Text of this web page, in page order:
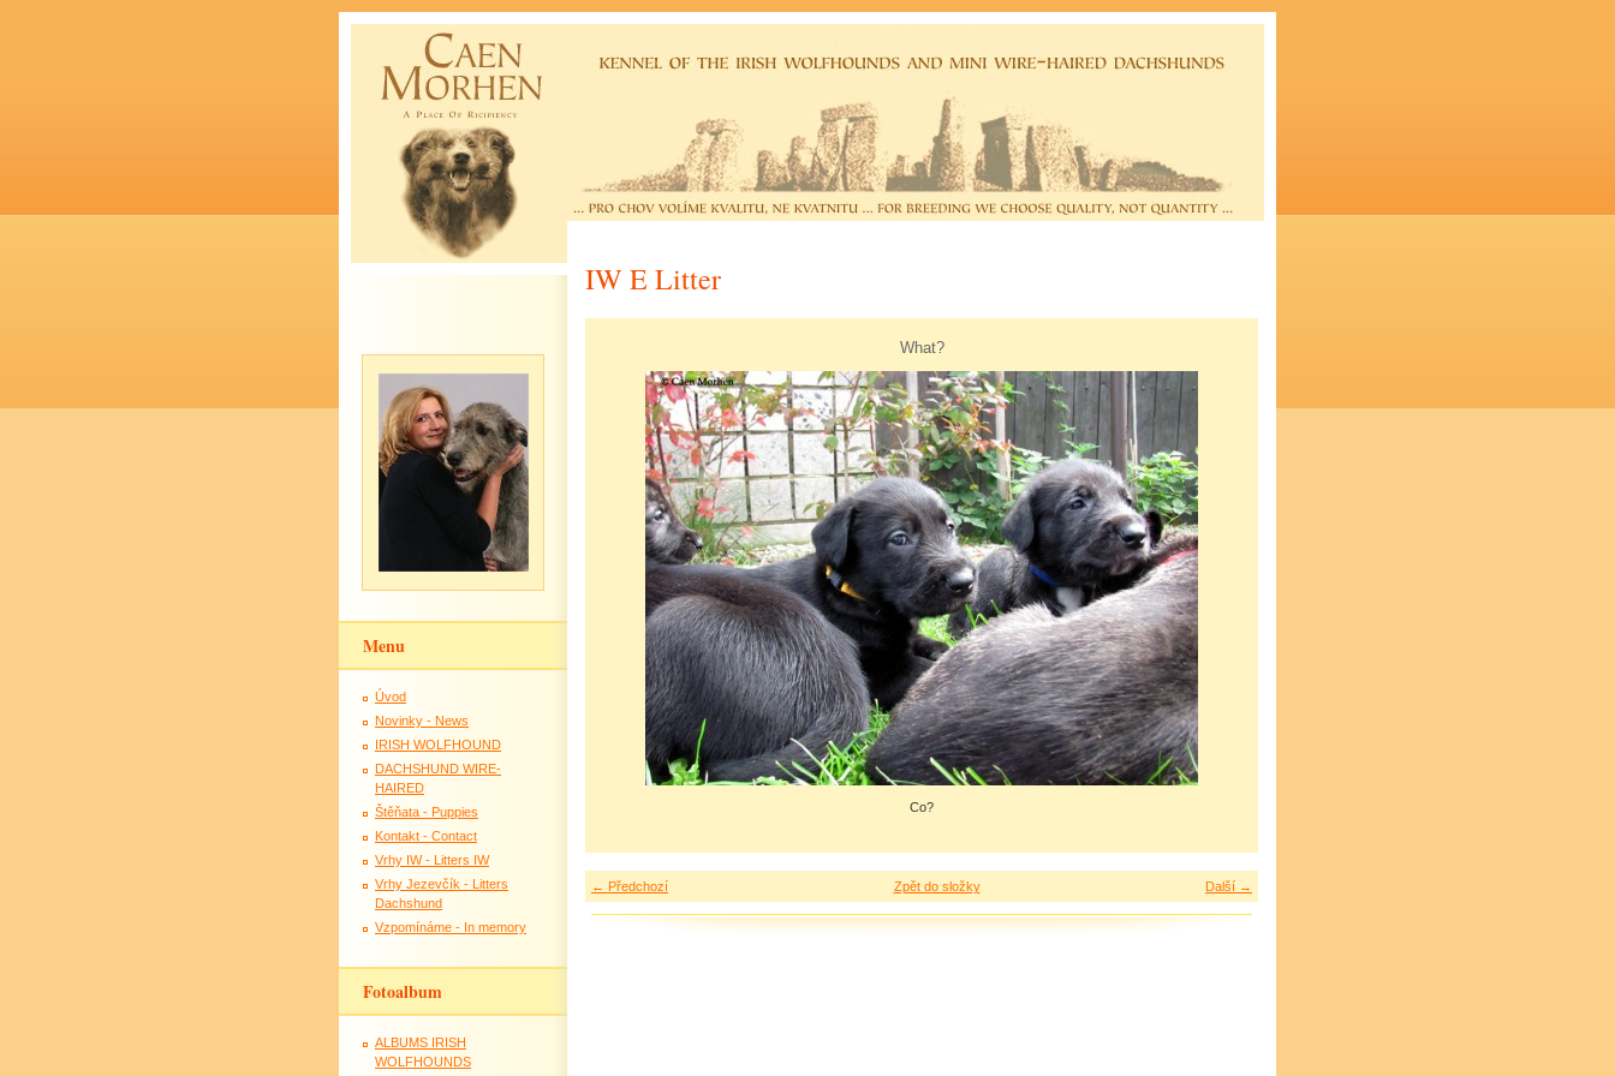
IW E Litter
What?
Co?
← Předchozí Další →
Zpět do složky
Menu
Úvod
Novinky - News
IRISH WOLFHOUND
DACHSHUND WIRE-
HAIRED
Štěňata - Puppies
Kontakt - Contact
Vrhy IW - Litters IW
Vrhy Jezevčík - Litters
Dachshund
Vzpomínáme - In memory
Fotoalbum
ALBUMS IRISH
WOLFHOUNDS